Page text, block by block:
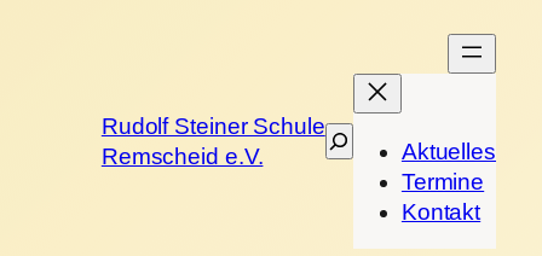
Rudolf Steiner Schule
Remscheid e.V.
Suchen
Aktuelles
Termine
Kontakt